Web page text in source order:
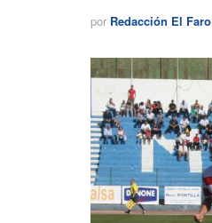
por Redacción El Faro